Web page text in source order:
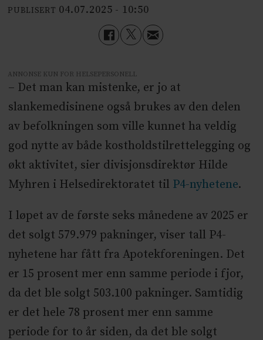
PUBLISERT 04.07.2025 - 10:50
ANNONSE KUN FOR HELSEPERSONELL
– Det man kan mistenke, er jo at
slankemedisinene også brukes av den delen
av befolkningen som ville kunnet ha veldig
god nytte av både kostholdstilrettelegging og
økt aktivitet, sier divisjonsdirektør Hilde
Myhren i Helsedirektoratet til P4-nyhetene.
I løpet av de første seks månedene av 2025 er
det solgt 579.979 pakninger, viser tall P4-
nyhetene har fått fra Apotekforeningen. Det
er 15 prosent mer enn samme periode i fjor,
da det ble solgt 503.100 pakninger. Samtidig
er det hele 78 prosent mer enn samme
periode for to år siden, da det ble solgt